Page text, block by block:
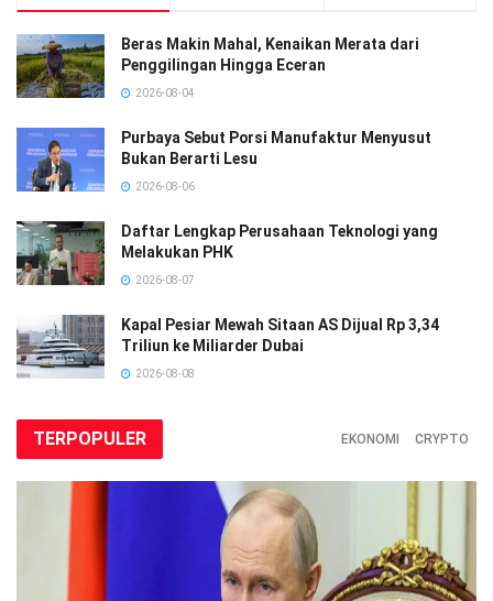
Beras Makin Mahal, Kenaikan Merata dari
Penggilingan Hingga Eceran
2026-08-04
Purbaya Sebut Porsi Manufaktur Menyusut
Bukan Berarti Lesu
2026-08-06
Daftar Lengkap Perusahaan Teknologi yang
Melakukan PHK
2026-08-07
Kapal Pesiar Mewah Sitaan AS Dijual Rp 3,34
Triliun ke Miliarder Dubai
2026-08-08
TERPOPULER EKONOMI CRYPTO